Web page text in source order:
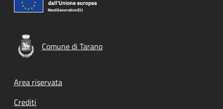
Comune di Tarano
Footer menu
Area riservata
Crediti